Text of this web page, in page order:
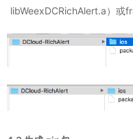
libWeexDCRichAlert.a）或